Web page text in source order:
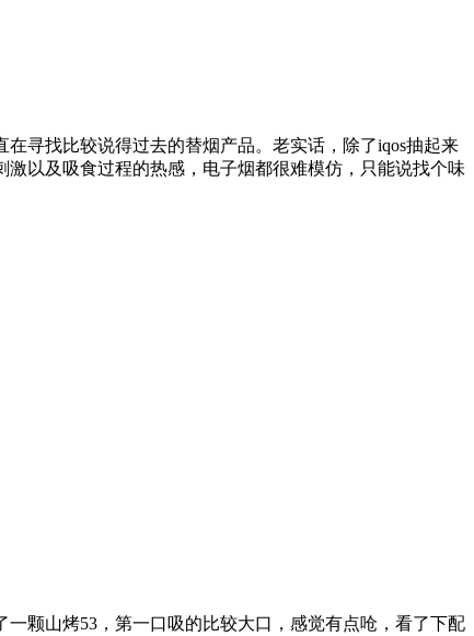
寻找比较说得过去的替烟产品。老实话，除了iqos抽起来
以及吸食过程的热感，电子烟都很难模仿，只能说找个味
颗山烤53，第一口吸的比较大口，感觉有点呛，看了下配